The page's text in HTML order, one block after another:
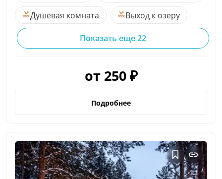
Душевая комната
Выход к озеру
Показать еще 22
от 250 ₽
Подробнее